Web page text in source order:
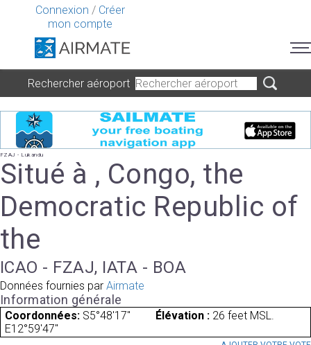
Connexion / Créer
mon compte
Rechercher aéroport
FZAJ - Lukandu
Situé à , Congo, the
Democratic Republic of
the
ICAO - FZAJ, IATA - BOA
Données fournies par Airmate
Information générale
Coordonnées: S5°48'17"
E12°59'47"
Élévation : 26 feet MSL.